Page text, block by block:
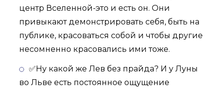
центр Вселенной-это и есть он. Они
привыкают демонстрировать себя, быть на
публике, красоваться собой и чтобы другие
несомненно красовались ими тоже.
✅Ну какой же Лев без прайда? И у Луны
во Льве есть постоянное ощущение